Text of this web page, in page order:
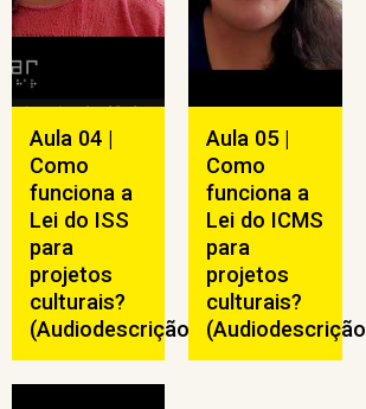
Aula 04 |
Como
funciona a
Lei do ISS
para
projetos
culturais?
(Audiodescrição)
Aula 05 |
Como
funciona a
Lei do ICMS
para
projetos
culturais?
(Audiodescrição)